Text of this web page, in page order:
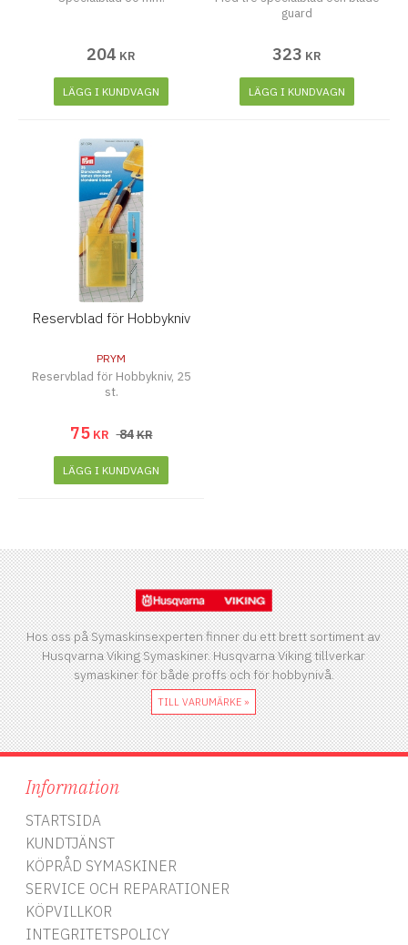
204 KR
LÄGG I KUNDVAGN
guard
323 KR
LÄGG I KUNDVAGN
Reservblad för Hobbykniv
PRYM
Reservblad för Hobbykniv, 25
st.
75 KR 84KR
LÄGG I KUNDVAGN
Hos oss på Symaskinsexperten finner du ett brett sortiment av
Husqvarna Viking Symaskiner. Husqvarna Viking tillverkar
symaskiner för både proffs och för hobbynivå.
TILL VARUMÄRKE »
Information
STARTSIDA
KUNDTJÄNST
KÖPRÅD SYMASKINER
SERVICE OCH REPARATIONER
KÖPVILLKOR
INTEGRITETSPOLICY